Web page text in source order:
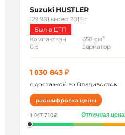
Suzuki HUSTLER
129 981 кмокт 2015 г
Был в ДТП
Компактвэн
0.6
658 см3
вариатор
1 030 843 ₽
с доставкой во Владивосток
расшифровка цены
1 047 710 ₽ Отличная цена